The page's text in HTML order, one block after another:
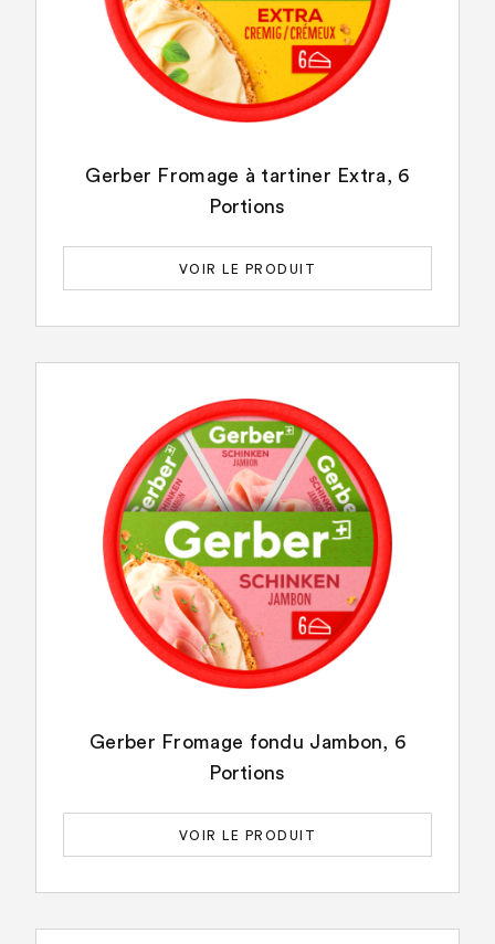
Gerber Fromage à tartiner Extra, 6
Portions
VOIR LE PRODUIT
Gerber Fromage fondu Jambon, 6
Portions
VOIR LE PRODUIT